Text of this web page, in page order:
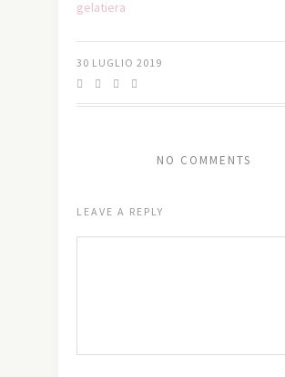
30 LUGLIO 2019
NO COMMENTS
LEAVE A REPLY